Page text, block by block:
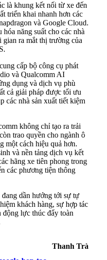
là khung kết nối từ xe đến
triển khai nhanh hơn các
và Google Cloud.
năng suất cho các nhà
gian ra mắt thị trường của
cấp bộ công cụ phát
và Qualcomm AI
dụng và dịch vụ phù
cả giải pháp được tối ưu
các nhà sản xuất tiết kiệm
không chỉ tạo ra trải
trao quyền cho ngành ô
một cách hiệu quả hơn.
và nền tảng dịch vụ kết
hãng xe tiên phong trong
các phương tiện thông
dần hướng tới sự tự
khách hàng, sự hợp tác
lực thúc đẩy toàn
Thanh Trà